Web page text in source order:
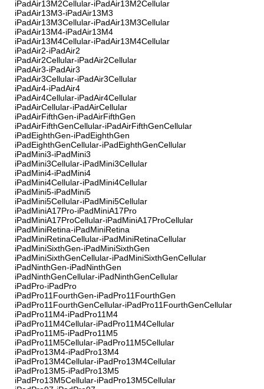
iPadAir13M2Cellular-iPadAir13M2Cellular
iPadAir13M3-iPadAir13M3
iPadAir13M3Cellular-iPadAir13M3Cellular
iPadAir13M4-iPadAir13M4
iPadAir13M4Cellular-iPadAir13M4Cellular
iPadAir2-iPadAir2
iPadAir2Cellular-iPadAir2Cellular
iPadAir3-iPadAir3
iPadAir3Cellular-iPadAir3Cellular
iPadAir4-iPadAir4
iPadAir4Cellular-iPadAir4Cellular
iPadAirCellular-iPadAirCellular
iPadAirFifthGen-iPadAirFifthGen
iPadAirFifthGenCellular-iPadAirFifthGenCellular
iPadEighthGen-iPadEighthGen
iPadEighthGenCellular-iPadEighthGenCellular
iPadMini3-iPadMini3
iPadMini3Cellular-iPadMini3Cellular
iPadMini4-iPadMini4
iPadMini4Cellular-iPadMini4Cellular
iPadMini5-iPadMini5
iPadMini5Cellular-iPadMini5Cellular
iPadMiniA17Pro-iPadMiniA17Pro
iPadMiniA17ProCellular-iPadMiniA17ProCellular
iPadMiniRetina-iPadMiniRetina
iPadMiniRetinaCellular-iPadMiniRetinaCellular
iPadMiniSixthGen-iPadMiniSixthGen
iPadMiniSixthGenCellular-iPadMiniSixthGenCellular
iPadNinthGen-iPadNinthGen
iPadNinthGenCellular-iPadNinthGenCellular
iPadPro-iPadPro
iPadPro11FourthGen-iPadPro11FourthGen
iPadPro11FourthGenCellular-iPadPro11FourthGenCellular
iPadPro11M4-iPadPro11M4
iPadPro11M4Cellular-iPadPro11M4Cellular
iPadPro11M5-iPadPro11M5
iPadPro11M5Cellular-iPadPro11M5Cellular
iPadPro13M4-iPadPro13M4
iPadPro13M4Cellular-iPadPro13M4Cellular
iPadPro13M5-iPadPro13M5
iPadPro13M5Cellular-iPadPro13M5Cellular